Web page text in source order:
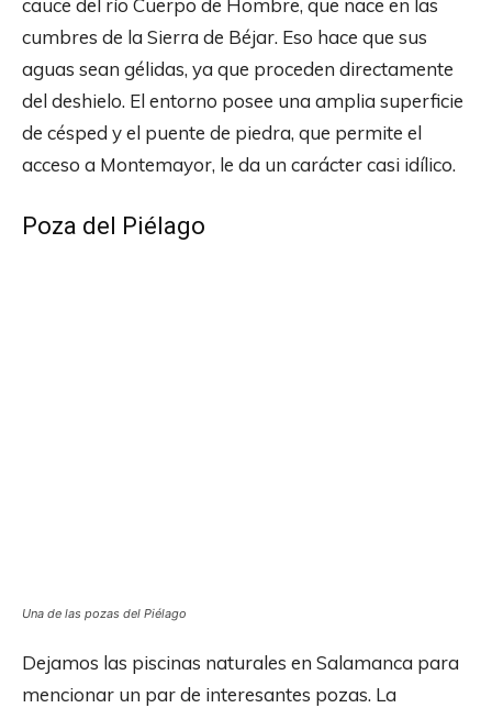
cauce del río Cuerpo de Hombre, que nace en las
cumbres de la Sierra de Béjar. Eso hace que sus
aguas sean gélidas, ya que proceden directamente
del deshielo. El entorno posee una amplia superficie
de césped y el puente de piedra, que permite el
acceso a Montemayor, le da un carácter casi idílico.
Poza del Piélago
Una de las pozas del Piélago
Dejamos las piscinas naturales en Salamanca para
mencionar un par de interesantes pozas. La